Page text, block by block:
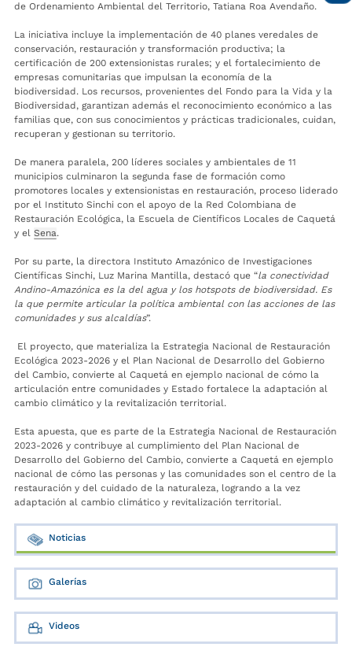
de Ordenamiento Ambiental del Territorio, Tatiana Roa Avendaño.
La iniciativa incluye la implementación de 40 planes veredales de
conservación, restauración y transformación productiva; la
certificación de 200 extensionistas rurales; y el fortalecimiento de
empresas comunitarias que impulsan la economía de la
biodiversidad. Los recursos, provenientes del Fondo para la Vida y la
Biodiversidad, garantizan además el reconocimiento económico a las
familias que, con sus conocimientos y prácticas tradicionales, cuidan,
recuperan y gestionan su territorio.
De manera paralela, 200 líderes sociales y ambientales de 11
municipios culminaron la segunda fase de formación como
promotores locales y extensionistas en restauración, proceso liderado
por el Instituto Sinchi con el apoyo de la Red Colombiana de
Restauración Ecológica, la Escuela de Científicos Locales de Caquetá
y el Sena.
Por su parte, la directora Instituto Amazónico de Investigaciones
Científicas Sinchi, Luz Marina Mantilla, destacó que “la conectividad
Andino-Amazónica es la del agua y los hotspots de biodiversidad. Es
la que permite articular la política ambiental con las acciones de las
comunidades y sus alcaldías”.
El proyecto, que materializa la Estrategia Nacional de Restauración
Ecológica 2023-2026 y el Plan Nacional de Desarrollo del Gobierno
del Cambio, convierte al Caquetá en ejemplo nacional de cómo la
articulación entre comunidades y Estado fortalece la adaptación al
cambio climático y la revitalización territorial.
Esta apuesta, que es parte de la Estrategia Nacional de Restauración
2023-2026 y contribuye al cumplimiento del Plan Nacional de
Desarrollo del Gobierno del Cambio, convierte a Caquetá en ejemplo
nacional de cómo las personas y las comunidades son el centro de la
restauración y del cuidado de la naturaleza, logrando a la vez
adaptación al cambio climático y revitalización territorial.
Noticias
Galerías
Videos